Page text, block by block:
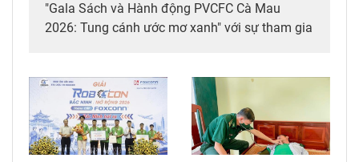
"Gala Sách và Hành động PVCFC Cà Mau
2026: Tung cánh ước mơ xanh" với sự tham gia